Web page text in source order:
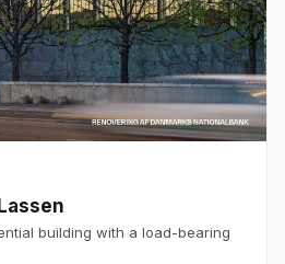
building with a load-bearing